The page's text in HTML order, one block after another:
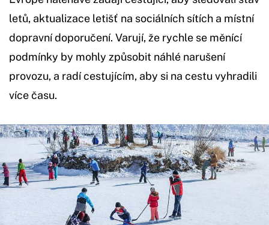
letů, aktualizace letišť na sociálních sítích a místní
dopravní doporučení. Varují, že rychle se měnící
podmínky by mohly způsobit náhlé narušení
provozu, a radí cestujícím, aby si na cestu vyhradili
více času.